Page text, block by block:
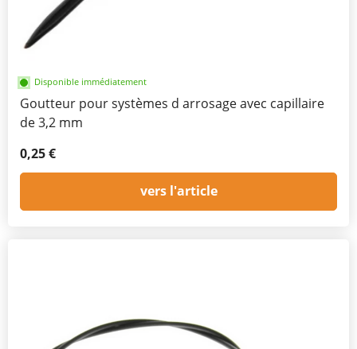
Disponible immédiatement
Goutteur pour systèmes d arrosage avec capillaire
de 3,2 mm
0,25 €
vers l'article